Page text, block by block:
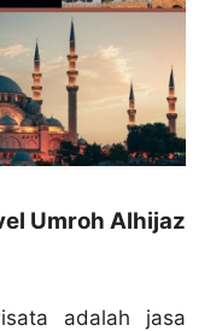
Umroh Alhijaz
adalah jasa